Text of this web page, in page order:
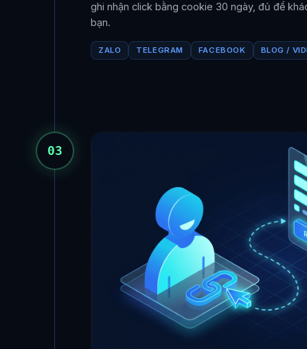
ghi nhận click bằng cookie 30 ngày, đủ để
bạn.
ZALO TELEGRAM FACEBOOK BLOG /
03